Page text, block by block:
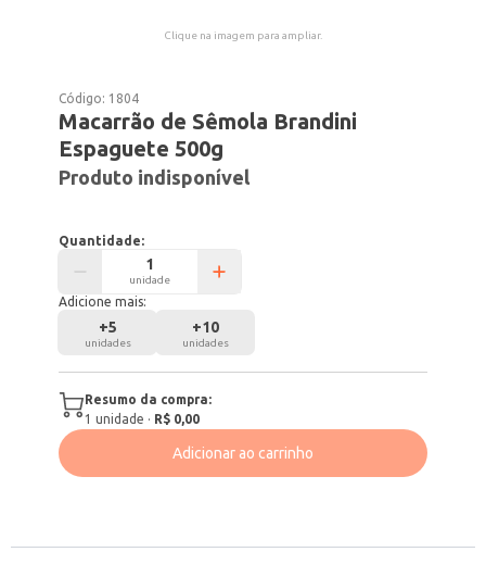
Clique na imagem para ampliar.
Código: 1804
Macarrão de Sêmola Brandini
Espaguete 500g
Produto indisponível
Quantidade:
unidade
Adicione mais:
+5
unidades
+10
unidades
Resumo da compra:
1 unidade · R$ 0,00
Adicionar ao carrinho